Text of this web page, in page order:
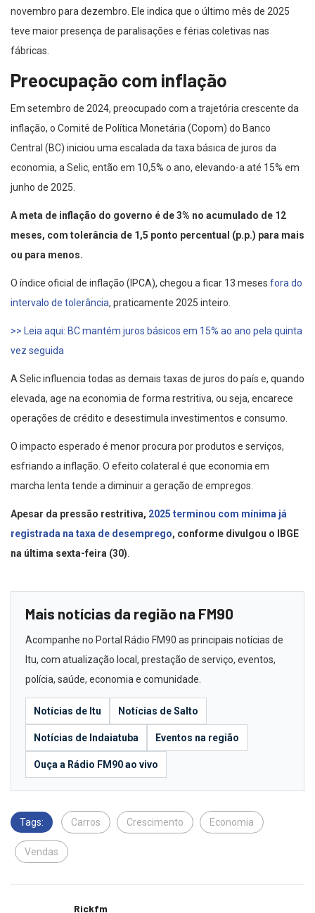
novembro para dezembro. Ele indica que o último mês de 2025
teve maior presença de paralisações e férias coletivas nas
fábricas.
Preocupação com inflação
Em setembro de 2024, preocupado com a trajetória crescente da
inflação, o Comitê de Política Monetária (Copom) do Banco
Central (BC) iniciou uma escalada da taxa básica de juros da
economia, a Selic, então em 10,5% o ano, elevando-a até 15% em
junho de 2025.
A meta de inflação do governo é de 3% no acumulado de 12
meses, com tolerância de 1,5 ponto percentual (p.p.) para mais
ou para menos.
O índice oficial de inflação (IPCA), chegou a ficar 13 meses fora do
intervalo de tolerância, praticamente 2025 inteiro.
>> Leia aqui: BC mantém juros básicos em 15% ao ano pela quinta
vez seguida
A Selic influencia todas as demais taxas de juros do país e, quando
elevada, age na economia de forma restritiva, ou seja, encarece
operações de crédito e desestimula investimentos e consumo.
O impacto esperado é menor procura por produtos e serviços,
esfriando a inflação. O efeito colateral é que economia em
marcha lenta tende a diminuir a geração de empregos.
Apesar da pressão restritiva, 2025 terminou com mínima já
registrada na taxa de desemprego, conforme divulgou o IBGE
na última sexta-feira (30).
Mais notícias da região na FM90
Acompanhe no Portal Rádio FM90 as principais notícias de
Itu, com atualização local, prestação de serviço, eventos,
polícia, saúde, economia e comunidade.
Notícias de Itu Notícias de Salto
Notícias de Indaiatuba Eventos na região
Ouça a Rádio FM90 ao vivo
Tags: Carros Crescimento Economia
Vendas
Rickfm